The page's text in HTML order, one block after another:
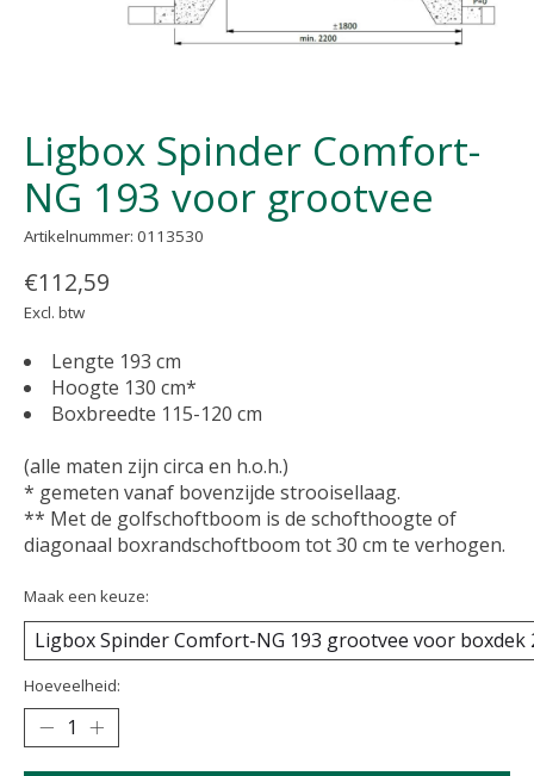
Ligbox Spinder Comfort-
NG 193 voor grootvee
Artikelnummer: 0113530
€112,59
Excl. btw
Lengte 193 cm
Hoogte 130 cm*
Boxbreedte 115-120 cm
(alle maten zijn circa en h.o.h.)
* gemeten vanaf bovenzijde strooisellaag.
** Met de golfschoftboom is de schofthoogte of
diagonaal boxrandschoftboom tot 30 cm te verhogen.
Maak een keuze:
Hoeveelheid: